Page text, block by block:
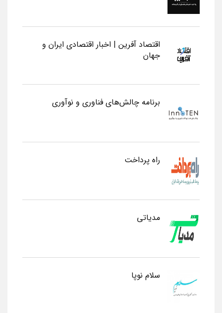
اقتصاد آفرین | اخبار اقتصادی ایران و
جهان
برنامه چالش‌های فناوری و نوآوری
راه پرداخت
مدیاتی
سلام نوپا